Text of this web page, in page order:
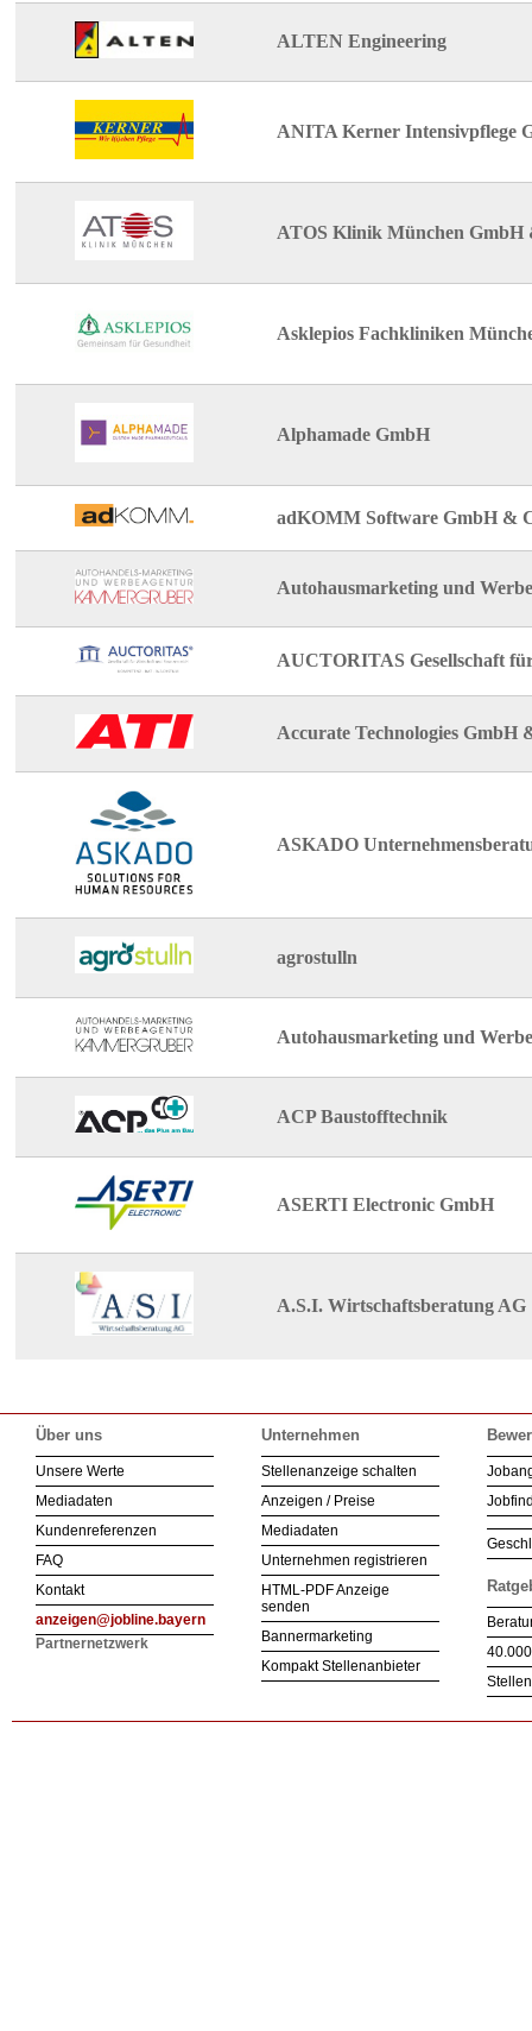
ALTEN Engineering
ANITA Kerner Intensivpflege
ATOS Klinik München GmbH
Asklepios Fachkliniken
Alphamade GmbH
adKOMM Software GmbH &
Autohausmarketing und
AUCTORITAS Gesellschaft
Accurate Technologies GmbH
ASKADO
agrostulln
Autohausmarketing und
ACP Baustofftechnik
ASERTI Electronic GmbH
A.S.I. Wirtschaftsberatung AG
Über uns
Unsere Werte
Mediadaten
Kundenreferenzen
FAQ
Kontakt
anzeigen@jobline.bayern
Partnernetzwerk
Unternehmen
Stellenanzeige schalten
Anzeigen / Preise
Mediadaten
Unternehmen registrieren
HTML-PDF Anzeige
senden
Bannermarketing
Kompakt Stellenanbieter